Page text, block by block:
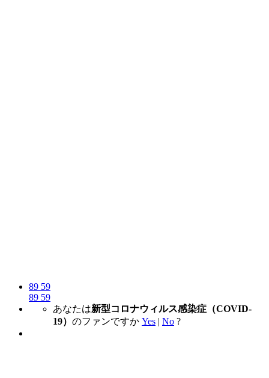
89 59
89 59
あなたは新型コロナウィルス感染症（COVID-
19） のファンですか Yes | No ?